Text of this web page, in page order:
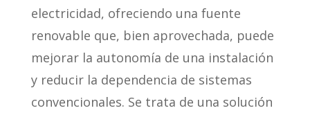
electricidad, ofreciendo una fuente
renovable que, bien aprovechada, puede
mejorar la autonomía de una instalación
y reducir la dependencia de sistemas
convencionales. Se trata de una solución